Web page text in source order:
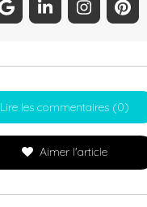
Lire les commentaires (0)
Aimer l'article